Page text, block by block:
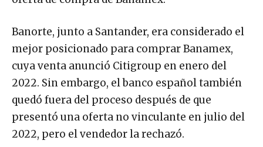
Banorte, junto a Santander, era considerado el
mejor posicionado para comprar Banamex,
cuya venta anunció Citigroup en enero del
2022. Sin embargo, el banco español también
quedó fuera del proceso después de que
presentó una oferta no vinculante en julio del
2022, pero el vendedor la rechazó.